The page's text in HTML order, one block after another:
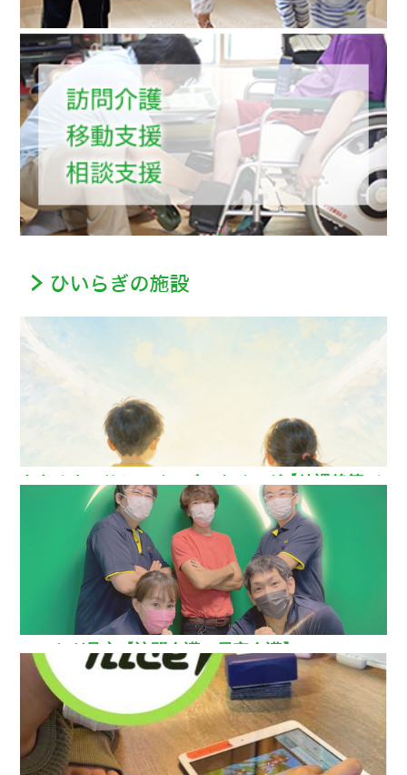
ああるまつりかレインボーウイング【放課後等デ
イサービス】
ひいらぎ足立【訪問介護・居宅介護】